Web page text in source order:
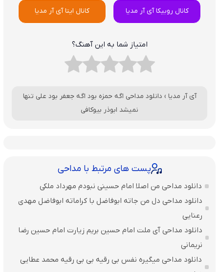
کانال روبیکا آی آر مدیا کانال ایتا آی آر مدیا
امتیاز شما به این آهنگ؟
آی آر مدیا › دانلود مداحی اگه حمزه بود اگه جعفر بود علی تنها
نمیشد ابوذر بیوکافی
پست های مرتبط با مداحی
دانلود مداحی من اصلا امام حسینی نبودم مهرداد ملکی
دانلود مداحی دل من جاته ابوفاضل با کراماته ابوفاضل مهدی
رعنایی
دانلود مداحی آی ملت امام حسین بریم زیارت امام حسین رضا
نریمانی
دانلود مداحی میگیره نفس بی رقیه بی بی رقیه محمد عطایی